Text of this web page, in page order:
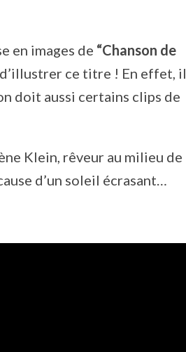
en images de “Chanson de
ce titre ! En effet, il
doit aussi certains clips de
Klein, rêveur au milieu de
d’un soleil écrasant…